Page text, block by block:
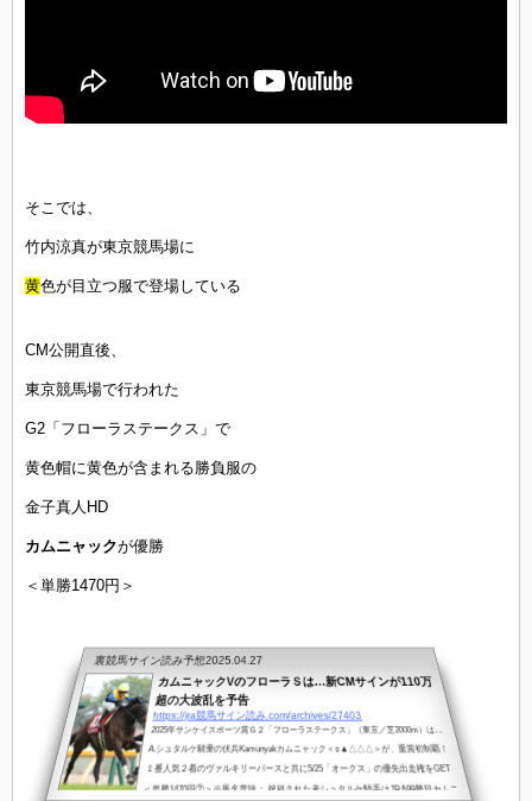
そこでは、
竹内涼真が東京競馬場に
黄色が目立つ服で登場している
CM公開直後、
東京競馬場で行われた
G2「フローラステークス」で
黄色帽に黄色が含まれる勝負服の
金子真人HD
カムニャックが優勝
＜単勝1470円＞
裏競馬サイン読み予想2025.04.27
カムニャックVのフローラＳは…新CMサインが110万
超の大波乱を予告
https://jra競馬サイン読み.com/archives/27403
2025年サンケイスポーツ賞Ｇ２「フローラステークス」（東京／芝2000m）は…
A.シュタルケ騎乗の伏兵Kamunyakカムニャック＜○▲△△△＞が、重賞初制覇！
１番人気２着のヴァルキリーバースと共に5/25「オークス」の優先出走権をGET
＜単勝1470円⑦＞※馬名意味： 祝福された者シュタルケ騎手はJRA99勝目カムニ